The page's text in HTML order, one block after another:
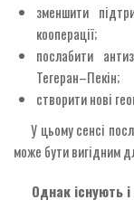
зменшити
кооперації;
послабити
Тегеран–Пекін;
створити нові
У цьому сенсі
може бути вигідним
Однак існують і